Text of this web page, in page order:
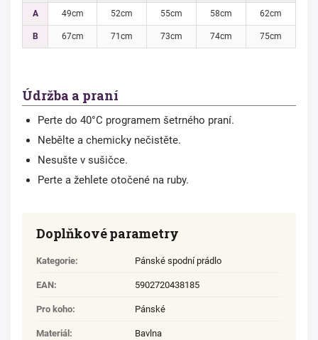
A 49cm 52cm 55cm 58cm 62cm
B 67cm 71cm 73cm 74cm 75cm
Údržba a praní
Perte do 40°C programem šetrného praní.
Nebělte a chemicky nečistěte.
Nesušte v sušičce.
Perte a žehlete otočené na ruby.
Doplňkové parametry
Kategorie: Pánské spodní prádlo
EAN: 5902720438185
Pro koho: Pánské
Materiál : Bavlna